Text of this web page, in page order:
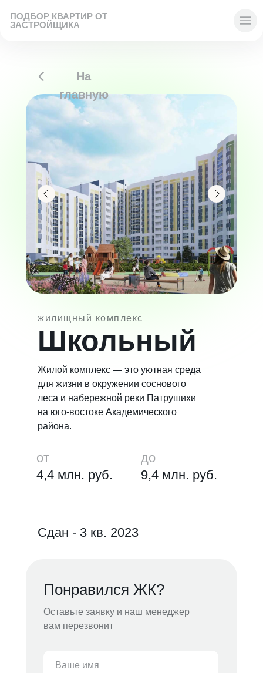
ПОДБОР КВАРТИР ОТ
ЗАСТРОЙЩИКА
Жилой комплекс — это уютная среда
для жизни в окружении соснового
леса и набережной реки Патрушихи
на юго-востоке Академического
района.
жилищный комплекс
Школьный
Оставьте заявку и наш менеджер
вам перезвонит
Понравился ЖК?
На
главную
4,4 млн. руб.
Сдан - 3 кв. 2023
9,4 млн. руб.
от до